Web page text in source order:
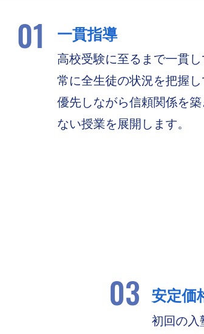
01 一貫指導
高校受験に至るまで一貫
常に全生徒の状況を把握
優先しながら信頼関係を
ない授業を展開します。
03 安定価
初回の入